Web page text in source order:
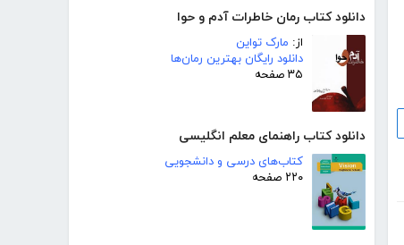
دانلود کتاب رمان خاطرات آدم و حوا
از: مارک تواین
دانلود رایگان بهترین رمان‌ها
۳۵ صفحه
دانلود کتاب راهنمای معلم انگلیسی
کتاب‌های درسی و دانشجویی
۲۲۰ صفحه